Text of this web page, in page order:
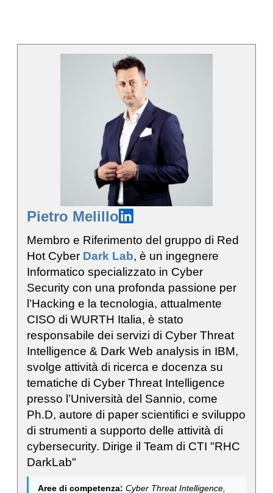
Pietro Melillo
Membro e Riferimento del gruppo di Red
Hot Cyber Dark Lab, è un ingegnere
Informatico specializzato in Cyber
Security con una profonda passione per
l’Hacking e la tecnologia, attualmente
CISO di WURTH Italia, è stato
responsabile dei servizi di Cyber Threat
Intelligence & Dark Web analysis in IBM,
svolge attività di ricerca e docenza su
tematiche di Cyber Threat Intelligence
presso l’Università del Sannio, come
Ph.D, autore di paper scientifici e sviluppo
di strumenti a supporto delle attività di
cybersecurity. Dirige il Team di CTI "RHC
DarkLab"
Aree di competenza: Cyber Threat Intelligence,